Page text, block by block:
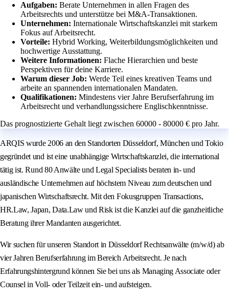
Aufgaben: Berate Unternehmen in allen Fragen des
Arbeitsrechts und unterstütze bei M&A-Transaktionen.
Unternehmen: Internationale Wirtschaftskanzlei mit starkem
Fokus auf Arbeitsrecht.
Vorteile: Hybrid Working, Weiterbildungsmöglichkeiten und
hochwertige Ausstattung.
Weitere Informationen: Flache Hierarchien und beste
Perspektiven für deine Karriere.
Warum dieser Job: Werde Teil eines kreativen Teams und
arbeite an spannenden internationalen Mandaten.
Qualifikationen: Mindestens vier Jahre Berufserfahrung im
Arbeitsrecht und verhandlungssichere Englischkenntnisse.
Das prognostizierte Gehalt liegt zwischen 60000 - 80000 € pro Jahr.
ARQIS wurde 2006 an den Standorten Düsseldorf, München und Tokio
gegründet und ist eine unabhängige Wirtschaftskanzlei, die international
tätig ist. Rund 80 Anwälte und Legal Specialists beraten in- und
ausländische Unternehmen auf höchstem Niveau zum deutschen und
japanischen Wirtschaftsrecht. Mit den Fokusgruppen Transactions,
HR.Law, Japan, Data.Law und Risk ist die Kanzlei auf die ganzheitliche
Beratung ihrer Mandanten ausgerichtet.
Wir suchen für unseren Standort in Düsseldorf Rechtsanwälte (m/w/d) ab
vier Jahren Berufserfahrung im Bereich Arbeitsrecht. Je nach
Erfahrungshintergrund können Sie bei uns als Managing Associate oder
Counsel in Voll- oder Teilzeit ein- und aufsteigen.